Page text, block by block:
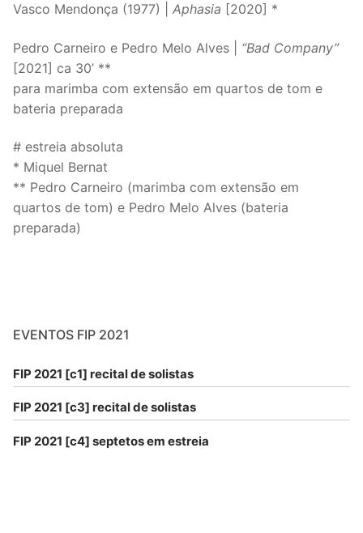
Vasco Mendonça (1977) | Aphasia [2020] *
Pedro Carneiro e Pedro Melo Alves | “Bad Company”
[2021] ca 30’ **
para marimba com extensão em quartos de tom e
bateria preparada
# estreia absoluta
* Miquel Bernat
** Pedro Carneiro (marimba com extensão em
quartos de tom) e Pedro Melo Alves (bateria
preparada)
EVENTOS FIP 2021
FIP 2021 [c1] recital de solistas
FIP 2021 [c3] recital de solistas
FIP 2021 [c4] septetos em estreia